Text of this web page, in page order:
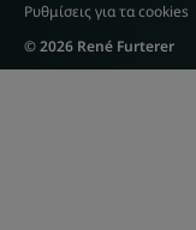
Ρυθμίσεις για τα cookies
© 2026 René Furterer